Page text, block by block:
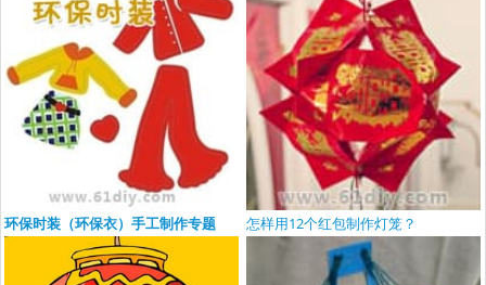
环保时装（环保衣）手工制作专题 怎样用12个红包制作灯笼？